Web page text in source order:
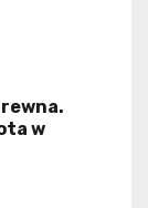
w